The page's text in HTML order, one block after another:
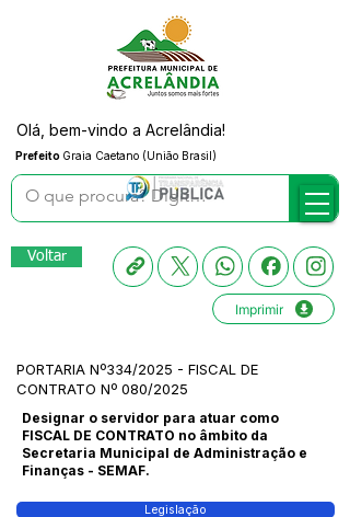
Prefeito Graia Caetano (União Brasil)
Olá, bem-vindo a Acrelândia!
Voltar
Imprimir
PORTARIA Nº334/2025 - FISCAL DE
CONTRATO Nº 080/2025
Designar o servidor para atuar como
FISCAL DE CONTRATO no âmbito da
Secretaria Municipal de Administração e
Finanças - SEMAF.
Legislação